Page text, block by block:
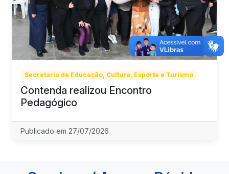
Secretaria de Educação, Cultura, Esporte e Turismo
Contenda realizou Encontro
Pedagógico
Publicado em 27/07/2026